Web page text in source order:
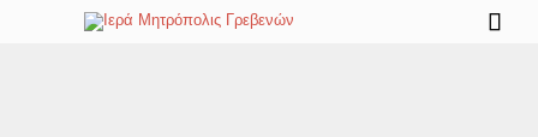
